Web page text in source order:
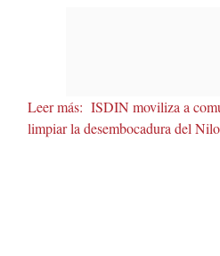
Leer más: ISDIN moviliza a
limpiar la desembocadura del Nilo